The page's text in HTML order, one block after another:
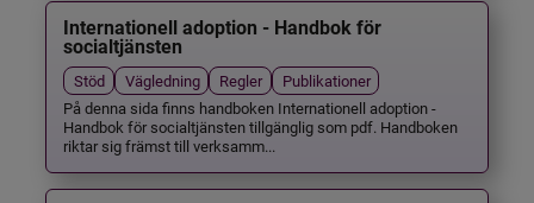
Internationell adoption - Handbok för
socialtjänsten
Stöd Vägledning Regler
Publikationer
På denna sida finns handboken Internationell adoption -
Handbok för socialtjänsten tillgänglig som pdf. Handboken
riktar sig främst till verksamm...